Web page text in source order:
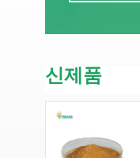
신제품